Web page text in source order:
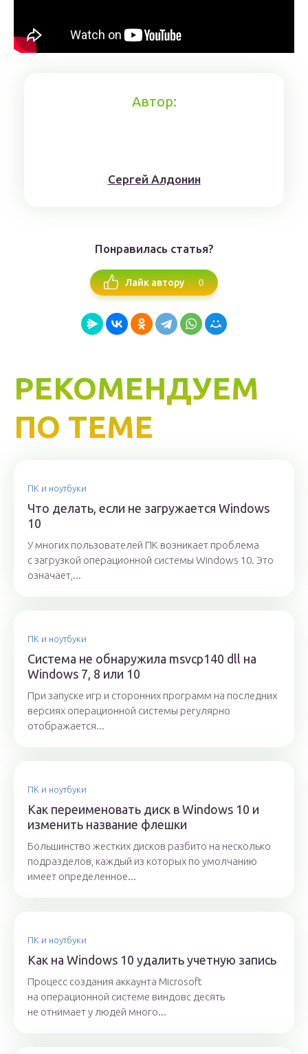
Автор:
Сергей Алдонин
Понравилась статья?
Лайк автору 0
РЕКОМЕНДУЕМ
ПО ТЕМЕ
ПК и ноутбуки
Что делать, если не загружается Windows
10
У многих пользователей ПК возникает проблема
с загрузкой операционной системы Windows 10. Это
означает,...
ПК и ноутбуки
Система не обнаружила msvcp140 dll на
Windows 7, 8 или 10
При запуске игр и сторонних программ на последних
версиях операционной системы регулярно
отображается...
ПК и ноутбуки
Как переименовать диск в Windows 10 и
изменить название флешки
Большинство жестких дисков разбито на несколько
подразделов, каждый из которых по умолчанию
имеет определенное...
ПК и ноутбуки
Как на Windows 10 удалить учетную запись
Процесс создания аккаунта Microsoft
на операционной системе виндовс десять
не отнимает у людей много...